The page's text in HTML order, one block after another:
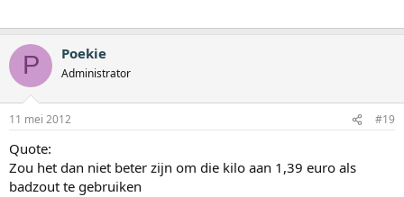
P Poekie
Administrator
11 mei 2012 #19
Quote:
Zou het dan niet beter zijn om die kilo aan 1,39 euro als
badzout te gebruiken